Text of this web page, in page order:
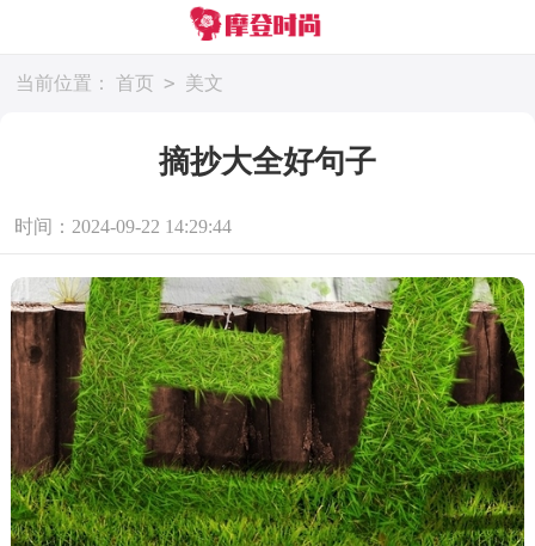
当前位置： 首页 > 美文
摘抄大全好句子
时间：2024-09-22 14:29:44